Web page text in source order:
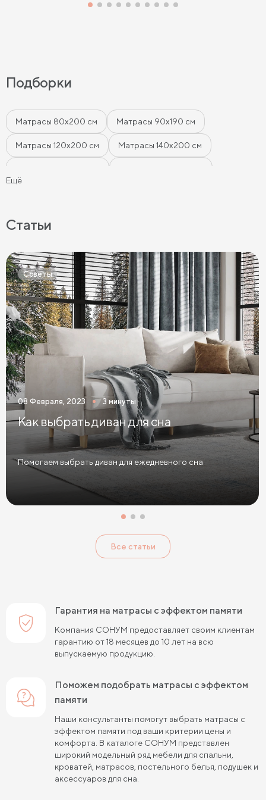
Подборки
Матрасы 80х200 см Матрасы 90х190 см
Матрасы 120х200 см Матрасы 140х200 см
Тонкие матрасы Матрасы с независимыми пружинами
Матрасы из латекса Кокосовые матрасы
Матрасы из латекса и кокоса
Матрасы с эффектом памяти Высокие матрасы
Матрасы с 5 зонами жесткости
Матрасы с 7 зонами жесткости
Односпальные матрасы Двуспальные матрасы
Матрасы для кроватей
Матрасы для кроватей трансформеров
Тонкие мягкие матрасы Тонкие жесткие матрасы
Односпальные матрасы 80х190
Односпальные пружинные матрасы
Пружинные матрасы 120 см
Пружинные матрасы 140 см
Пружинные матрасы 180 см
Пружинные матрасы 80х190 см
Пружинные матрасы 90х200 см
Пружинные матрасы 120х200 см
Ещё
Статьи
Советы
08 Февраля, 2023 3 минуты
Как выбрать диван для сна
Помогаем выбрать диван для ежедневного сна
Все статьи
Гарантия на матрасы с эффектом памяти
Компания СОНУМ предоставляет своим клиентам
гарантию от 18 месяцев до 10 лет на всю
выпускаемую продукцию.
Поможем подобрать матрасы с эффектом
памяти
Наши консультанты помогут выбрать матрасы с
эффектом памяти под ваши критерии цены и
комфорта. В каталоге СОНУМ представлен
широкий модельный ряд мебели для спальни,
кроватей, матрасов, постельного белья, подушек и
аксессуаров для сна.